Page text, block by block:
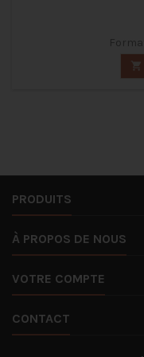

PRODUITS
À PROPOS DE NOUS
VOTRE COMPTE
CONTACT